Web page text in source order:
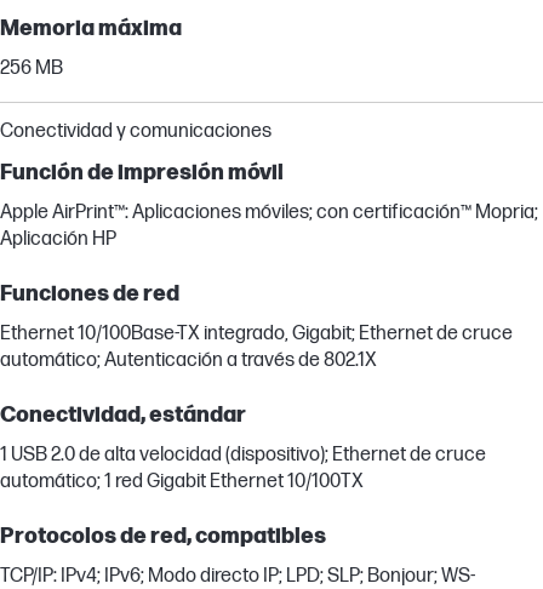
Memoria máxima
256 MB
Conectividad y comunicaciones
Función de impresión móvil
Apple AirPrint™: Aplicaciones móviles; con certificación™ Mopria;
Aplicación HP
Funciones de red
Ethernet 10/100Base-TX integrado, Gigabit; Ethernet de cruce
automático; Autenticación a través de 802.1X
Conectividad, estándar
1 USB 2.0 de alta velocidad (dispositivo); Ethernet de cruce
automático; 1 red Gigabit Ethernet 10/100TX
Protocolos de red, compatibles
TCP/IP: IPv4; IPv6; Modo directo IP; LPD; SLP; Bonjour; WS-